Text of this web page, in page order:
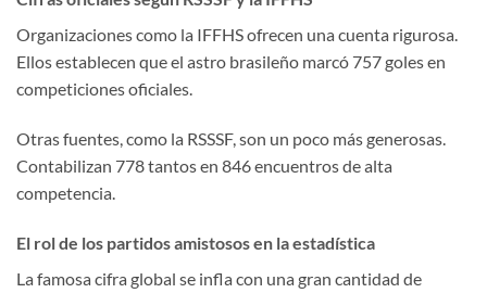
Organizaciones como la IFFHS ofrecen una cuenta rigurosa.
Ellos establecen que el astro brasileño marcó 757 goles en
competiciones oficiales.
Otras fuentes, como la RSSSF, son un poco más generosas.
Contabilizan 778 tantos en 846 encuentros de alta
competencia.
El rol de los partidos amistosos en la estadística
La famosa cifra global se infla con una gran cantidad de